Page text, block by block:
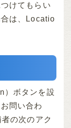
けてもらい
は、Locatio
）ボタンを設
問い合わ
の次のアク